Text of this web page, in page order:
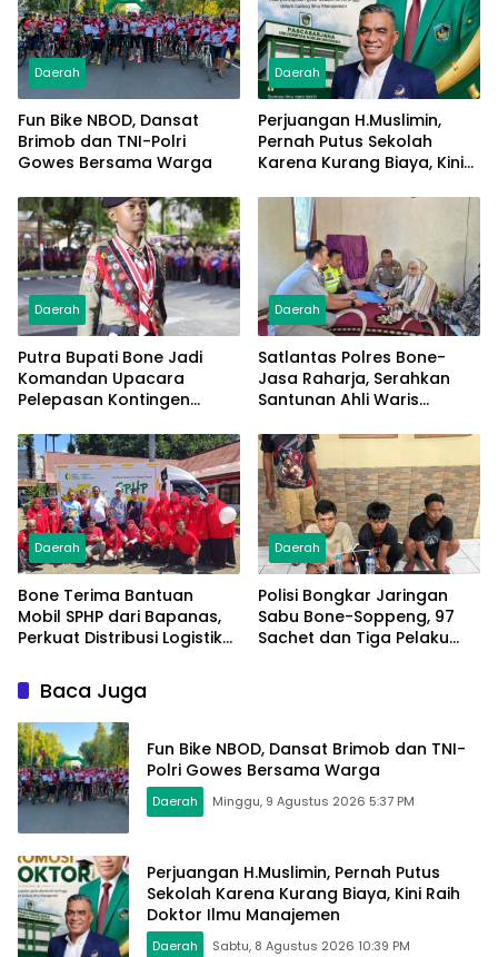
Daerah
Fun Bike NBOD, Dansat
Brimob dan TNI-Polri
Gowes Bersama Warga
Daerah
Perjuangan H.Muslimin,
Pernah Putus Sekolah
Karena Kurang Biaya, Kini
Manajemen
Daerah
Putra Bupati Bone Jadi
Komandan Upacara
Pelepasan Kontingen
Daerah
Satlantas Polres Bone-
Jasa Raharja, Serahkan
Santunan Ahli Waris
Rp50 Juta
Daerah
Bone Terima Bantuan
Mobil SPHP dari Bapanas,
Perkuat Distribusi Logistik
Daerah
Polisi Bongkar Jaringan
Sabu Bone-Soppeng, 97
Sachet dan Tiga Pelaku
Baca Juga
Fun Bike NBOD, Dansat Brimob dan TNI-
Polri Gowes Bersama Warga
Daerah Minggu, 9 Agustus 2026 5:37 PM
Perjuangan H.Muslimin, Pernah Putus
Sekolah Karena Kurang Biaya, Kini Raih
Doktor Ilmu Manajemen
Daerah Sabtu, 8 Agustus 2026 10:39 PM